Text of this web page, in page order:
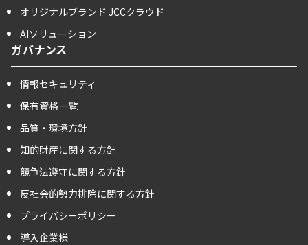
オリジナルブランド JCCクラウド
AIソリューション
ガバナンス
情報セキュリティ
保有資格一覧
品質・環境方針
知的財産に関する方針
競争法遵守に関する方針
反社会的勢力排除に関する方針
プライバシーポリシー
導入企業様